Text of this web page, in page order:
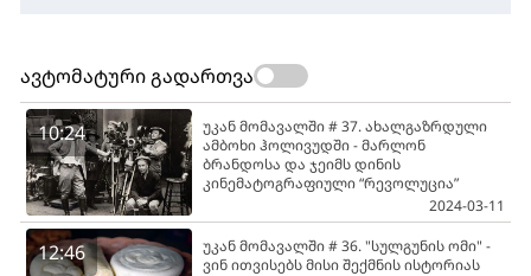
ავტომატური გადართვა
10:24
უკან მომავალში # 37. ახალგაზრდული
ამბოხი ჰოლივუდში - მარლონ
ბრანდოსა და ჯეიმს დინის
კინემატოგრაფიული “რევოლუცია”
2024-03-11
12:46
უკან მომავალში # 36. "სულგუნის ომი" -
ვინ ითვისებს მისი შექმნის ისტორიას